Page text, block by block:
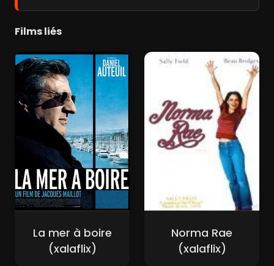
Films liés
La mer à boire
(xalaflix)
Norma Rae
(xalaflix)